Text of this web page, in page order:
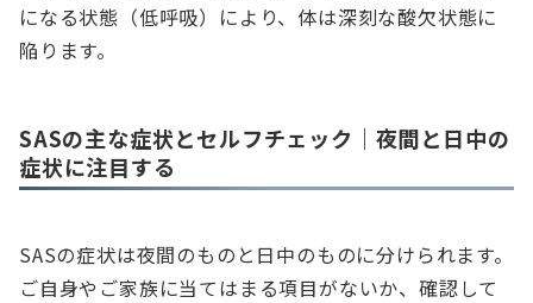
になる状態（低呼吸）により、体は深刻な酸欠状態に
陥ります。
SASの主な症状とセルフチェック｜夜間と日中の
症状に注目する
SASの症状は夜間のものと日中のものに分けられます。
ご自身やご家族に当てはまる項目がないか、確認して